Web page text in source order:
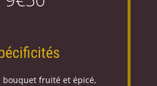
bouquet fruité et épicé,